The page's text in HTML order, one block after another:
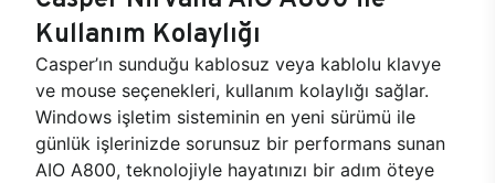
Kullanım Kolaylığı
Casper’ın sunduğu kablosuz veya kablolu klavye
ve mouse seçenekleri, kullanım kolaylığı sağlar.
Windows işletim sisteminin en yeni sürümü ile
günlük işlerinizde sorunsuz bir performans sunan
AIO A800, teknolojiyle hayatınızı bir adım öteye